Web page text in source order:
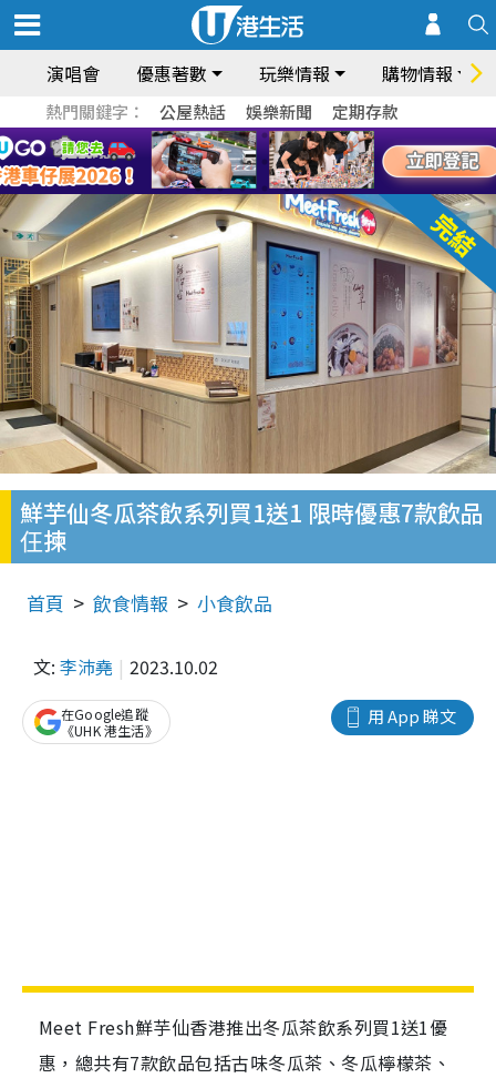
演唱會 優惠著數 玩樂情報 購物情報
熱門關鍵字： 公屋熱話 娛樂新聞 定期存款
鮮芋仙冬瓜茶飲系列買1送1 限時優惠7款飲品
仼揀
首頁 飲食情報 小食飲品
文: 李沛堯 2023.10.02
用 App 睇文
在Google追蹤
《UHK 港生活》
Meet Fresh鮮芋仙香港推出冬瓜茶飲系列買1送1優
惠，總共有7款飲品包括古味冬瓜茶、冬瓜檸檬茶、